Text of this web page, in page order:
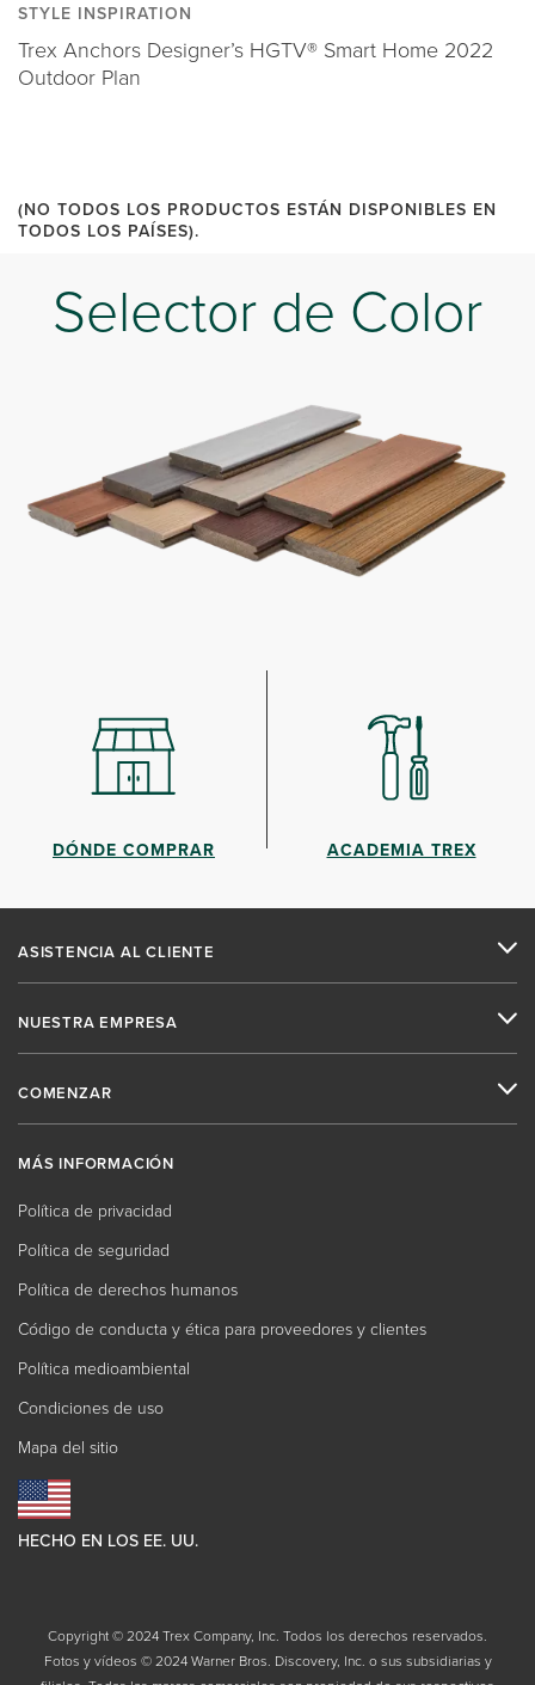
STYLE INSPIRATION
Trex Anchors Designer’s HGTV® Smart Home 2022
Outdoor Plan
(NO TODOS LOS PRODUCTOS ESTÁN DISPONIBLES EN
TODOS LOS PAÍSES).
Selector de Color
DÓNDE COMPRAR ACADEMIA TREX
ASISTENCIA AL CLIENTE
NUESTRA EMPRESA
COMENZAR
MÁS INFORMACIÓN
Política de privacidad
Política de seguridad
Política de derechos humanos
Código de conducta y ética para proveedores y clientes
Política medioambiental
Condiciones de uso
Mapa del sitio
HECHO EN LOS EE. UU.
Copyright © 2024 Trex Company, Inc. Todos los derechos reservados.
Fotos y vídeos © 2024 Warner Bros. Discovery, Inc. o sus subsidiarias y